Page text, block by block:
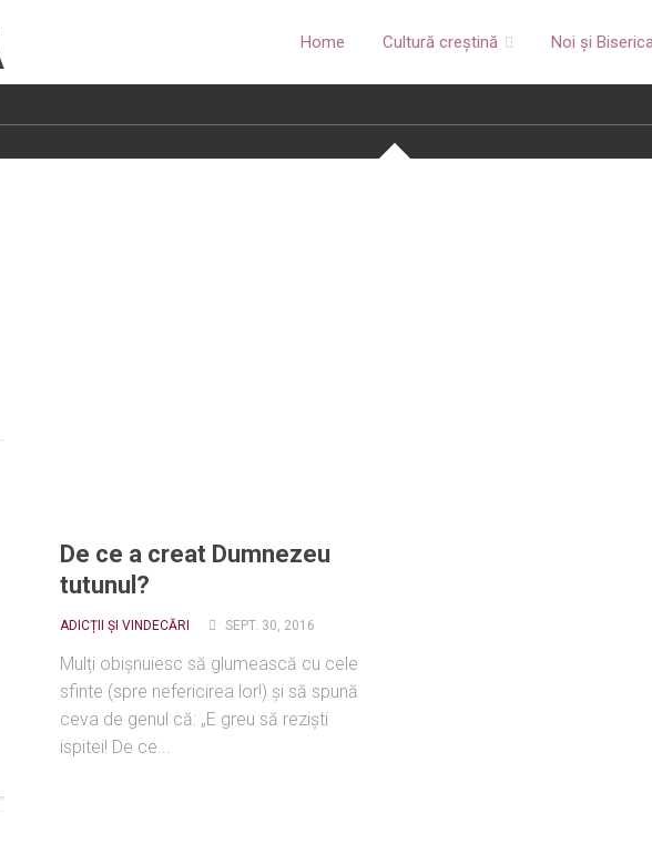
Home Cultură creștină Noi și
De ce a creat Dumnezeu
tutunul?
ADICȚII ȘI VINDECĂRI SEPT. 30, 2016
Mulți obișnuiesc să glumească cu cele
sfinte (spre nefericirea lor!) și să spună
ceva de genul că: „E greu să reziști
ispitei! De ce...